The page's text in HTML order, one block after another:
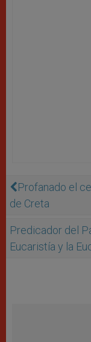
Profanado el
de Creta
Predicador del
Eucaristía y la